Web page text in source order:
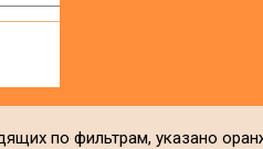
по фильтрам, указано